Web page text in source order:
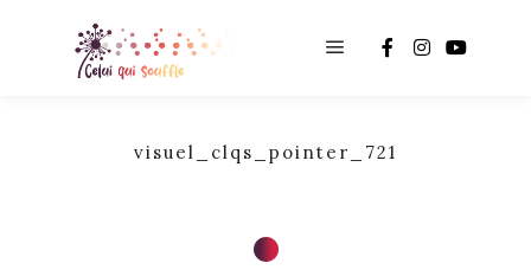
visuel_clqs_pointer_721